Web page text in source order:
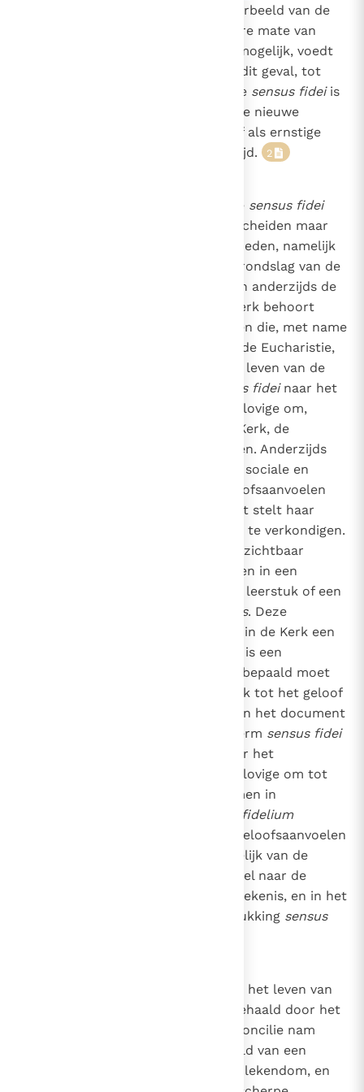
van de vrouw is een treffend voorbeeld van de
; die maakt een zekere mate van
onderscheid in geloofskwesties mogelijk, voedt
echte wijsheid, en leidt, zoals in dit geval, tot
verkondiging van de waarheid. De sensus fideiis
dus een levensechte bron voor de nieuwe
evangelisatie die de Kerk zichzelf als ernstige
opdracht gesteld heeft in deze tijd. 2
Het theologische concept van de sensus fidei
heeft betrekking op twee onderscheiden maar
nauw samenhangende werkelijkheden, namelijk
enerzijds de Kerk, die ‘pijler en grondslag van de
, en anderzijds de
individuele gelovige, die tot de Kerk behoort
dankzij de initiatiesacramenten en die, met name
door het regelmatige vieren van de Eucharistie,
deelneemt aan het geloof en het leven van de
sensus fideinaar het
persoonlijke vermogen van de gelovige om,
binnen de gemeenschap van de Kerk, de
geloofswaarheid te onderscheiden. Anderzijds
naar een sociale en
kerkelijke werkelijkheid: het geloofsaanvoelen
van de Kerk zelf, dat haar in staat stelt haar
Heer te herkennen en zijn woord te verkondigen.
in deze betekenis is zichtbaar
wanneer de gelovigen convergeren in een
levende beaming van een gelovig leerstuk of een
praxis. Deze
) speelt in de Kerk een
is een
betrouwbaar criterium wanneer bepaald moet
worden of een leerstuk of praktijk tot het geloof
In het document
dat hier volgt gebruiken wij de term sensus fidei
wanneer wij verwijzen naar het
persoonlijke vermogen van de gelovige om tot
een juiste onderscheiding te komen in
sensus fidei fidelium
wanneer wij verwijzen naar het geloofsaanvoelen
dat de Kerk zelf eigen is. Afhankelijk van de
ofwel naar de
eerste, ofwel naar de tweede betekenis, en in het
laatste geval wordt ook de uitdrukking sensus
in het leven van
de Kerk werd sterk naar voren gehaald door het
. Het concilie nam
afstand van het karikaturale beeld van een
actieve hiërarchie en een passief lekendom, en